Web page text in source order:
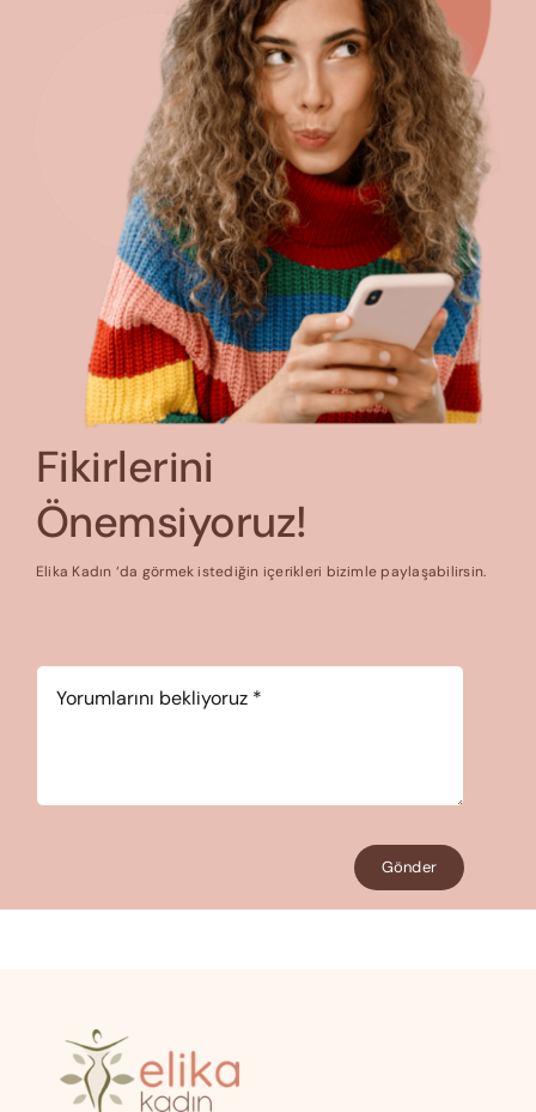
Fikirlerini
Önemsiyoruz!
Elika Kadın ‘da görmek istediğin içerikleri bizimle paylaşabilirsin.
Gönder